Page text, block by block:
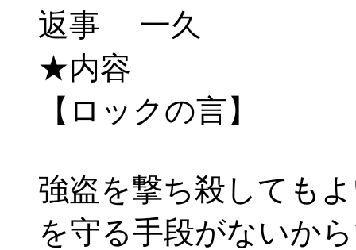
返事 一久
★内容
【ロックの言】
強盗を撃ち殺しても
を守る手段がないか